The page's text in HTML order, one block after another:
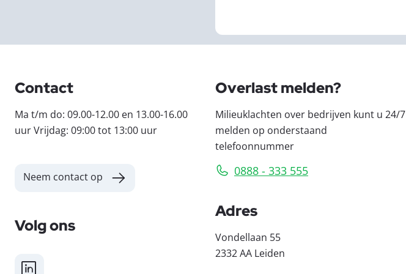
Contact
Ma t/m do: 09.00-12.00 en 13.00-16.00
uur Vrijdag: 09:00 tot 13:00 uur
Neem contact op
Volg ons
LinkedIn
Overlast melden?
Milieuklachten over bedrijven kunt u 24/7
melden op onderstaand
telefoonnummer
0888 - 333 555
Adres
Vondellaan 55
2332 AA Leiden